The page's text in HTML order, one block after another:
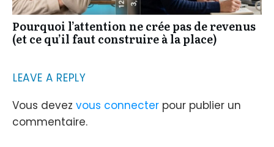
Pourquoi l’attention ne crée pas de revenus
(et ce qu’il faut construire à la place)
LEAVE A REPLY
Vous devez vous connecter pour publier un
commentaire.